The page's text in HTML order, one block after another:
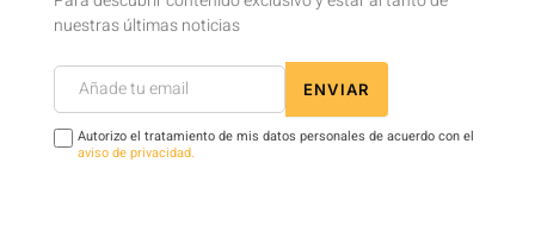
nuestras últimas noticias
Newsletter
Footer
ENVIAR
Autorizo el tratamiento de mis datos personales de acuerdo con el
aviso de privacidad.